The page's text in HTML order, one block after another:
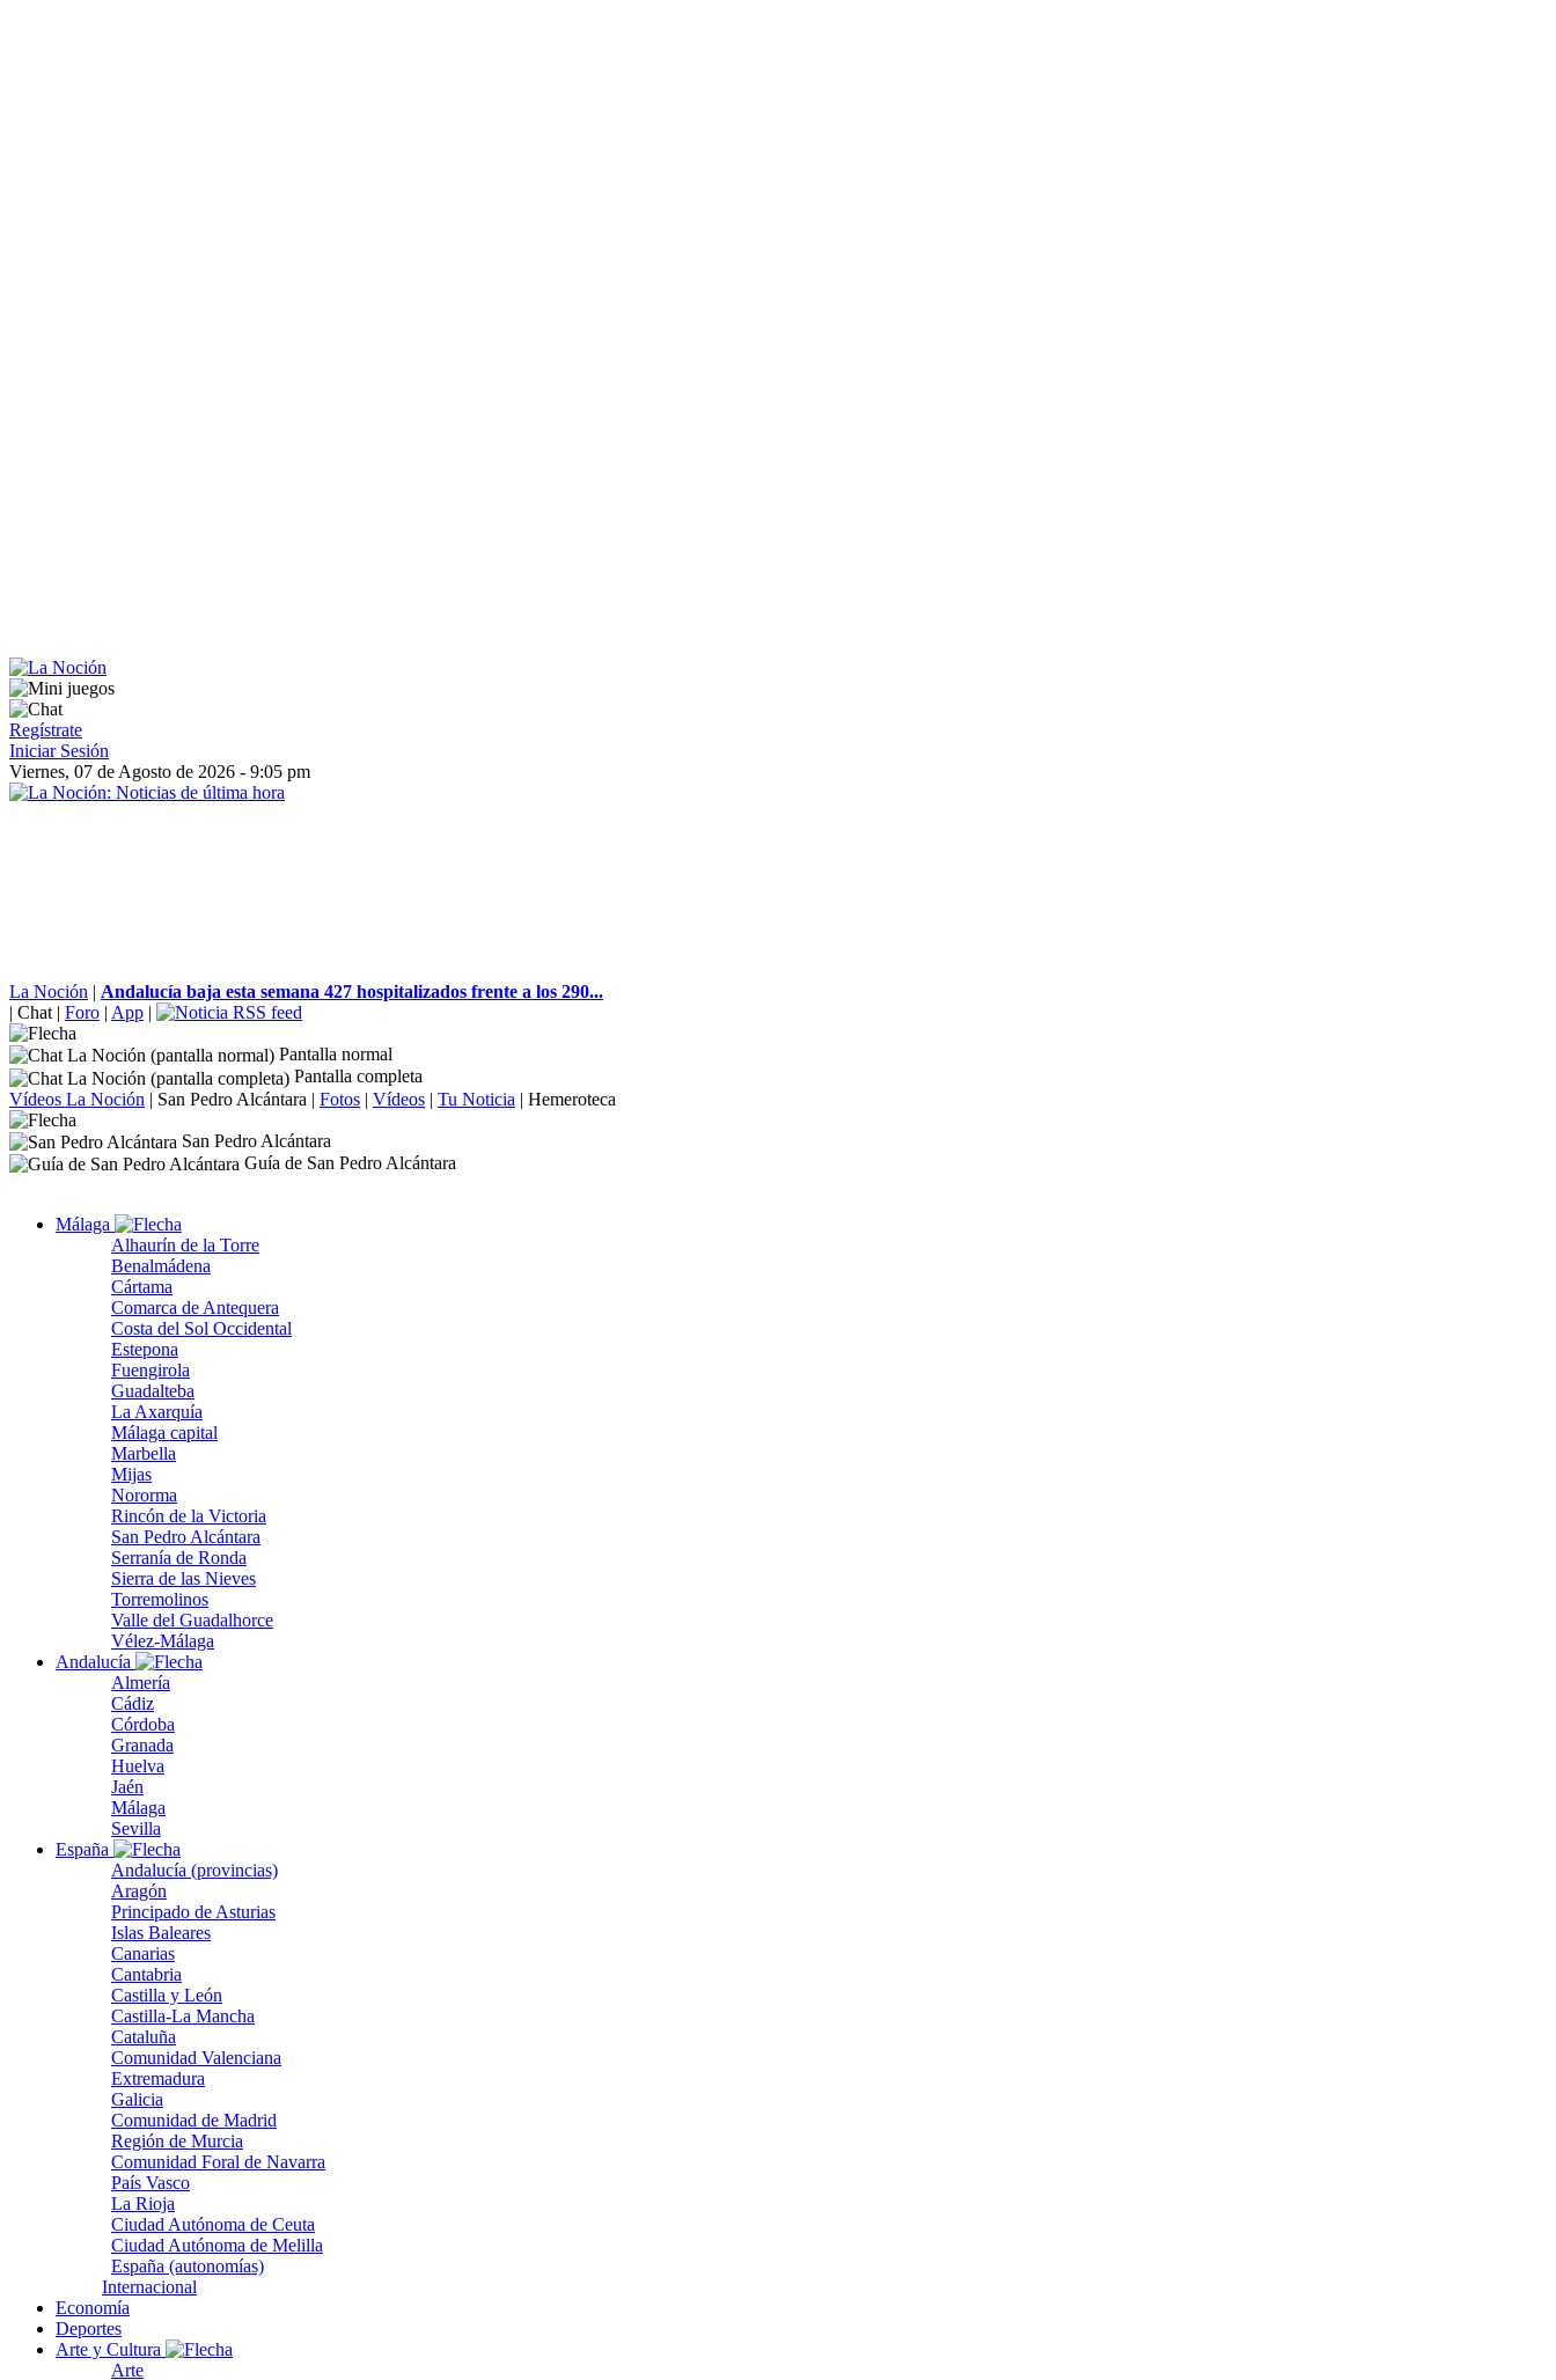
Regístrate
Iniciar Sesión
Viernes, 07 de Agosto de 2026 - 9:05 pm
La Noción | Andalucía baja esta semana 427 hospitalizados frente a los 290...
| Chat | Foro | App |
Pantalla normal
Pantalla completa
Vídeos La Noción | San Pedro Alcántara | Fotos | Vídeos | Tu Noticia | Hemeroteca
San Pedro Alcántara
Guía de San Pedro Alcántara
Málaga
Alhaurín de la Torre
Benalmádena
Cártama
Comarca de Antequera
Costa del Sol Occidental
Estepona
Fuengirola
Guadalteba
La Axarquía
Málaga capital
Marbella
Mijas
Nororma
Rincón de la Victoria
San Pedro Alcántara
Serranía de Ronda
Sierra de las Nieves
Torremolinos
Valle del Guadalhorce
Vélez-Málaga
Andalucía
Almería
Cádiz
Córdoba
Granada
Huelva
Jaén
Málaga
Sevilla
España
Andalucía (provincias)
Aragón
Principado de Asturias
Islas Baleares
Canarias
Cantabria
Castilla y León
Castilla-La Mancha
Cataluña
Comunidad Valenciana
Extremadura
Galicia
Comunidad de Madrid
Región de Murcia
Comunidad Foral de Navarra
País Vasco
La Rioja
Ciudad Autónoma de Ceuta
Ciudad Autónoma de Melilla
España (autonomías)
Internacional
Economía
Deportes
Arte y Cultura
Arte